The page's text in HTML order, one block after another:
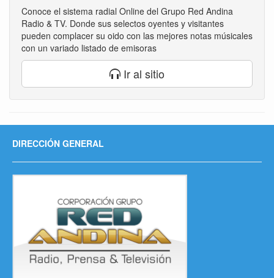
Conoce el sistema radial Online del Grupo Red Andina
Radio & TV. Donde sus selectos oyentes y visitantes
pueden complacer su oido con las mejores notas músicales
con un variado listado de emisoras
Ir al sitio
DIRECCIÓN GENERAL